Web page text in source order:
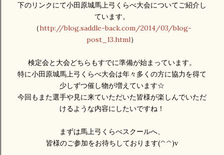
下のリンクにて小田原城馬上弓くらべ大会についてご紹介し
ています。
（http://blog.saddle-back.com/2014/03/blog-
post_13.html）
検定会と大会どちらもすでに準備が始まっています。
特に小田原城馬上弓くらべ大会は年々多くの方に協力を得て
少しずつ催し物が増えています☆
今回もまた選手や見に来ていただいた皆様が楽しんでいただ
けるような内容にしたいですね！
まずは馬上弓くらべスクールへ、
皆様のご参加をお待ちしております(^^)v